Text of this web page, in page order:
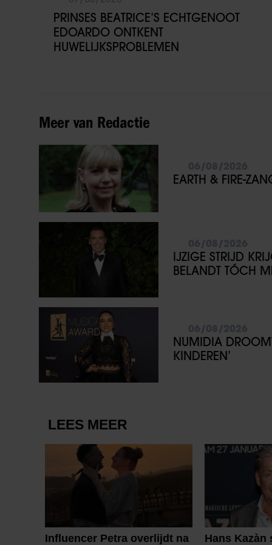
PRINSES BEATRICE’S ECHTGENOOT
EDOARDO ONTKENT
HUWELIJKSPROBLEMEN
Meer van Redactie
EARTH & FIRE-
IJZIGE STRIJD
BELANDT TÓCH
NUMIDIA
KINDEREN’